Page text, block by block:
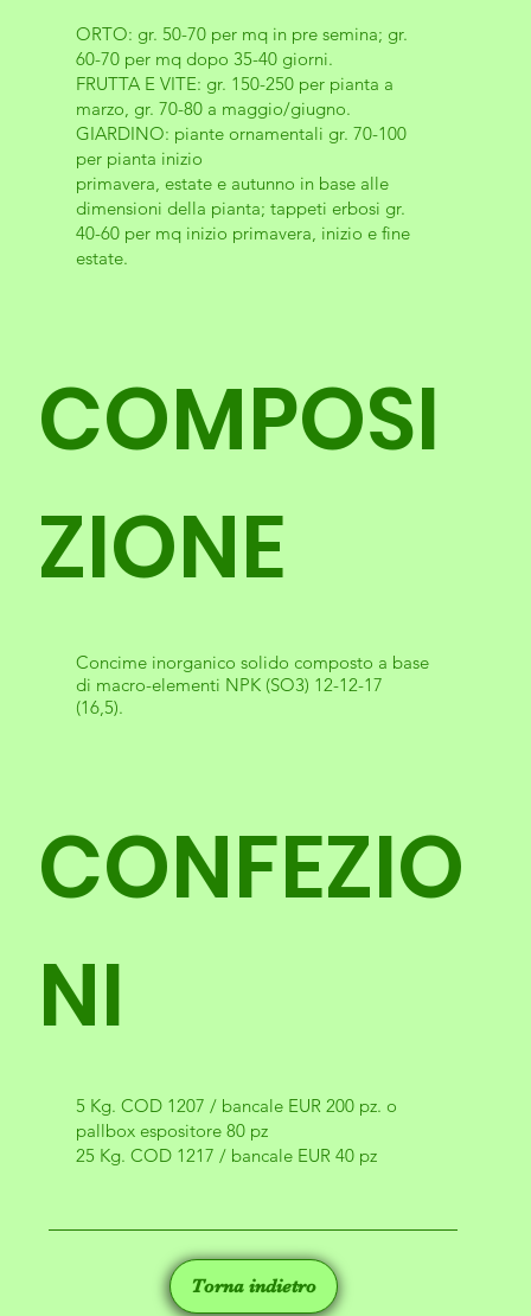
ORTO: gr. 50-70 per mq in pre semina; gr.
60-70 per mq dopo 35-40 giorni.
FRUTTA E VITE: gr. 150-250 per pianta a
marzo, gr. 70-80 a maggio/giugno.
GIARDINO: piante ornamentali gr. 70-100
per pianta inizio
primavera, estate e autunno in base alle
dimensioni della pianta; tappeti erbosi gr.
40-60 per mq inizio primavera, inizio e fine
estate.
COMPOSI
ZIONE
Concime inorganico solido composto a base
di macro-elementi NPK (SO3) 12-12-17
(16,5).
CONFEZIO
NI
5 Kg. COD 1207 / bancale EUR 200 pz. o
pallbox espositore 80 pz
25 Kg. COD 1217 / bancale EUR 40 pz
Torna indietro